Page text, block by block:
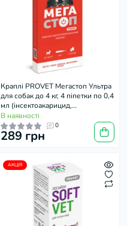
Краплі PROVET Мегастоп Ультра
для собак до 4 кг, 4 піпетки по 0,4
мл (інсектоакарицид,
антигельмінтик)
В наявності
0
289 грн
АКЦІЯ